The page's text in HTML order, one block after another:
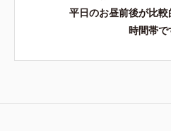
平日のお昼前後が比
時間帯で